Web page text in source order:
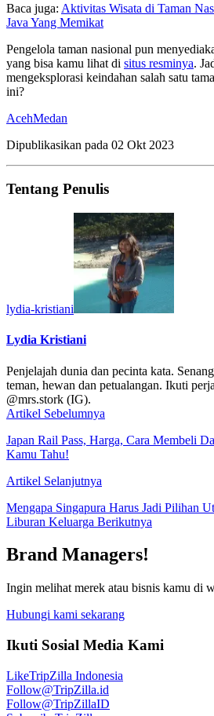
Baca juga: Aktivitas Wisata di Taman
Java Yang Memikat
Pengelola taman nasional pun
yang bisa kamu lihat di situs resminya.
mengeksplorasi keindahan salah satu
ini?
AcehMedan
Dipublikasikan pada 02 Okt 2023
Tentang Penulis
lydia-kristiani
Lydia Kristiani
Penjelajah dunia dan pecinta kata.
teman, hewan dan petualangan. Ikuti
@mrs.stork (IG).
Artikel Sebelumnya
Japan Rail Pass, Harga, Cara Membeli
Kamu Tahu!
Artikel Selanjutnya
Mengapa Singapura Harus Jadi Pilihan
Liburan Keluarga Berikutnya
Brand Managers!
Ingin melihat merek atau bisnis kamu di
Hubungi kami sekarang
Ikuti Sosial Media Kami
LikeTripZilla Indonesia
Follow@TripZilla.id
Follow@TripZillaID